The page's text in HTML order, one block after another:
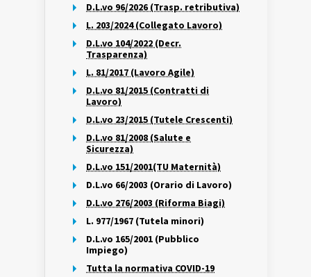
D.L.vo 96/2026 (Trasp. retributiva)
L. 203/2024 (Collegato Lavoro)
D.L.vo 104/2022 (Decr.
Trasparenza)
L. 81/2017 (Lavoro Agile)
D.L.vo 81/2015 (Contratti di
Lavoro)
D.L.vo 23/2015 (Tutele Crescenti)
D.L.vo 81/2008 (Salute e
Sicurezza)
D.L.vo 151/2001(TU Maternità)
D.L.vo 66/2003 (Orario di Lavoro)
D.L.vo 276/2003 (Riforma Biagi)
L. 977/1967 (Tutela minori)
D.L.vo 165/2001 (Pubblico
Impiego)
Tutta la normativa COVID-19